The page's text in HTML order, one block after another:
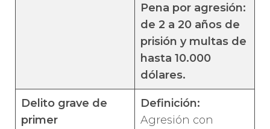
Pena por agresión:
de 2 a 20 años de
prisión y multas de
hasta 10.000
dólares.
Delito grave de
primer
Definición:
Agresión con